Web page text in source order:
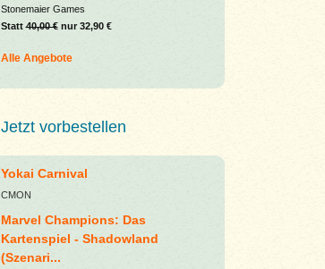
Stonemaier Games
Statt40,00 €nur 32,90 €
Alle Angebote
Jetzt vorbestellen
Yokai Carnival
CMON
Marvel Champions: Das
Kartenspiel - Shadowland
(Szenari...